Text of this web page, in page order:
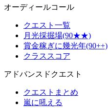
オーディールコール
クエスト一覧
月光採掘場(90★★)
賞金稼ぎに幾光年(90++)
クラススコア
アドバンスドクエスト
クエストまとめ
嵐に吼える